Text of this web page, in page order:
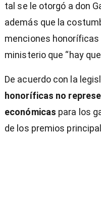
tal se le otorgó a don
además que la
menciones honoríficas
ministerio que “hay
De acuerdo con la
honoríficas no
económicas para los
de los premios